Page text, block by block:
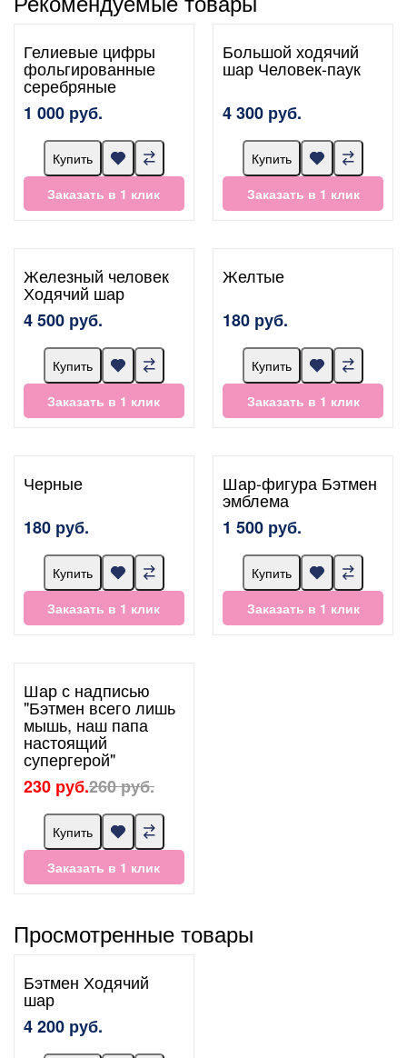
Гелиевые цифры
фольгированные
серебряные
1 000 руб.
Купить
Заказать в 1 клик
Большой ходячий
шар Человек-паук
4 300 руб.
Купить
Заказать в 1 клик
Железный человек
Ходячий шар
4 500 руб.
Купить
Заказать в 1 клик
Желтые
180 руб.
Купить
Заказать в 1 клик
Черные
180 руб.
Купить
Заказать в 1 клик
Шар-фигура Бэтмен
эмблема
1 500 руб.
Купить
Заказать в 1 клик
Шар с надписью
"Бэтмен всего лишь
мышь, наш папа
настоящий
супергерой"
230 руб.260 руб.
Купить
Заказать в 1 клик
Просмотренные товары
Бэтмен Ходячий
шар
4 200 руб.